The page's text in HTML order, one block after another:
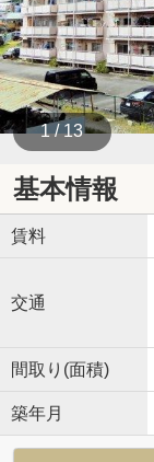
1 / 13
基本情報
賃料
交通
間取り(面積)
築年月